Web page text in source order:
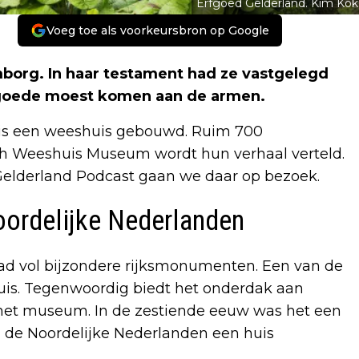
Erfgoed Gelderland. Kim Kok
Voeg toe als voorkeursbron op Google
In haar testament had ze vastgelegd
moest komen aan de armen.
een weeshuis gebouwd. Ruim 700
Weeshuis Museum wordt hun verhaal verteld.
Podcast gaan we daar op bezoek.
Nederlanden
vol bijzondere rijksmonumenten. Een van de
Tegenwoordig biedt het onderdak aan
museum. In de zestiende eeuw was het een
Noordelijke Nederlanden een huis